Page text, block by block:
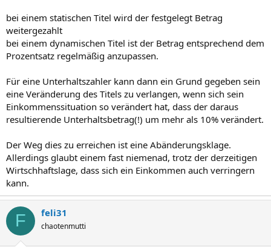
bei einem statischen Titel wird der festgelegt Betrag
weitergezahlt
bei einem dynamischen Titel ist der Betrag entsprechend dem
Prozentsatz regelmäßig anzupassen.
Für eine Unterhaltszahler kann dann ein Grund gegeben sein
eine Veränderung des Titels zu verlangen, wenn sich sein
Einkommenssituation so verändert hat, dass der daraus
resultierende Unterhaltsbetrag(!) um mehr als 10% verändert.
Der Weg dies zu erreichen ist eine Abänderungsklage.
Allerdings glaubt einem fast niemenad, trotz der derzeitigen
Wirtschhaftslage, dass sich ein Einkommen auch verringern
kann.
F feli31
chaotenmutti